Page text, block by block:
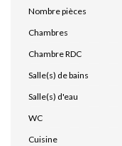
Nombre pièces
Chambres
Chambre RDC
Salle(s) de bains
Salle(s) d'eau
WC
Cuisine